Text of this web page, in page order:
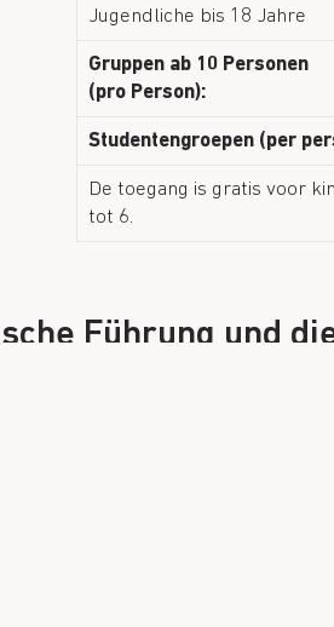
Jugendliche bis 18 Jahre
Gruppen ab 10 Personen
(pro Person):
Studentengroepen (per
De toegang is gratis voor
tot 6.
Führung und